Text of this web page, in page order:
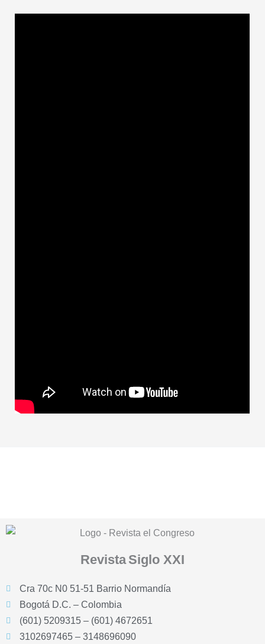
Revista Siglo XXI
Cra 70c N0 51-51 Barrio Normandía
Bogotá D.C. – Colombia
(601) 5209315 – (601) 4672651
3102697465 – 3148696090